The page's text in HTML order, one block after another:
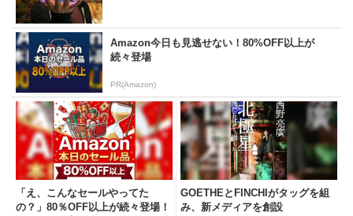
Amazon今日も見逃せない！80%OFF以上が
続々登場
PR(Amazon)
「え、こんなセールやってた
の？」80％OFF以上が続々登場！
GOETHEとFINCHIがタッグを組
み、新メディアを創設